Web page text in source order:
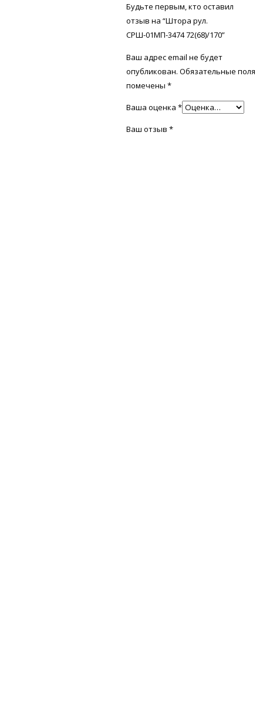
Будьте первым, кто оставил
отзыв на “Штора рул.
СРШ-01МП-3474 72(68)/170”
Ваш адрес email не будет
опубликован. Обязательные поля
помечены*
Ваша оценка*
Ваш отзыв*